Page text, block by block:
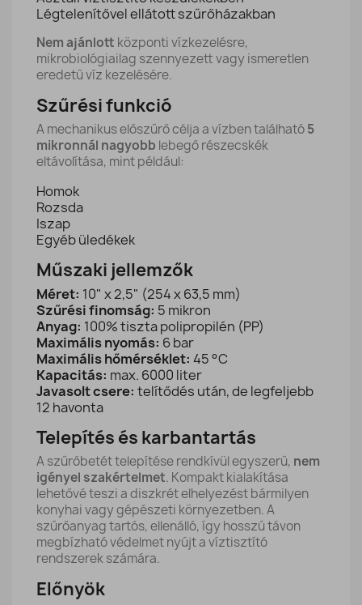
Légtelenítővel ellátott szűrőházakban
Nem ajánlott központi vízkezelésre,
mikrobiológiailag szennyezett vagy ismeretlen
eredetű víz kezelésére.
Szűrési funkció
A mechanikus előszűrő célja a vízben található5
mikronnál nagyobb lebegő részecskék
eltávolítása, mint például:
Homok
Rozsda
Iszap
Egyéb üledékek
Műszaki jellemzők
Méret: 10" x 2,5" (254 x 63,5 mm)
Szűrési finomság: 5 mikron
Anyag: 100% tiszta polipropilén (PP)
Maximális nyomás: 6 bar
Maximális hőmérséklet: 45 °C
Kapacitás: max. 6000 liter
Javasolt csere: telítődés után, de legfeljebb
12 havonta
Telepítés és karbantartás
A szűrőbetét telepítése rendkívül egyszerű, nem
igényel szakértelmet. Kompakt kialakítása
lehetővé teszi a diszkrét elhelyezést bármilyen
konyhai vagy gépészeti környezetben. A
szűrőanyag tartós, ellenálló, így hosszú távon
megbízható védelmet nyújt a víztisztító
rendszerek számára.
Előnyök